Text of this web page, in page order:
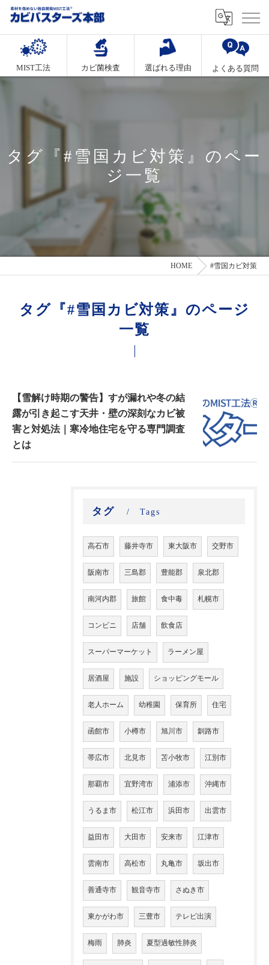
MIST工法 カビ菌検査 選ばれる理由 よくある質問
タグ『#雪国カビ対策』のペー
ジ一覧
HOME #雪国カビ対策
タグ『#雪国カビ対策』のページ
一覧
【雪解け時期の警告】すが漏れや冬の結
露が引き起こす天井・壁の深刻なカビ被
害と対処法｜寒冷地住宅を守る専門調査
とは
タグ Tags
高石市 藤井寺市 東大阪市 交野市
阪南市 三島郡 豊能郡 泉北郡
南河内郡 旅館 食中毒 札幌市
コンビニ 店舗 飲食店
スーパーマーケット ラーメン屋
居酒屋 施設 ショッピングモール
老人ホーム 幼稚園 保育所 住宅
函館市 小樽市 旭川市 釧路市
帯広市 北見市 苫小牧市 江別市
那覇市 宜野湾市 浦添市 沖縄市
うるま市 松江市 浜田市 出雲市
益田市 大田市 安来市 江津市
雲南市 高松市 丸亀市 坂出市
善通寺市 観音寺市 さぬき市
東かがわ市 三豊市 テレビ出演
梅雨 肺炎 夏型過敏性肺炎